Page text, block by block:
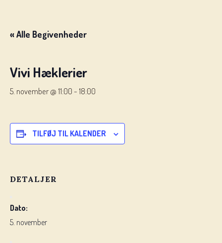
« Alle Begivenheder
Vivi Hæklerier
5. november @ 11:00 -18:00
TILFØJ TIL KALENDER
DETALJER
Dato:
5. november